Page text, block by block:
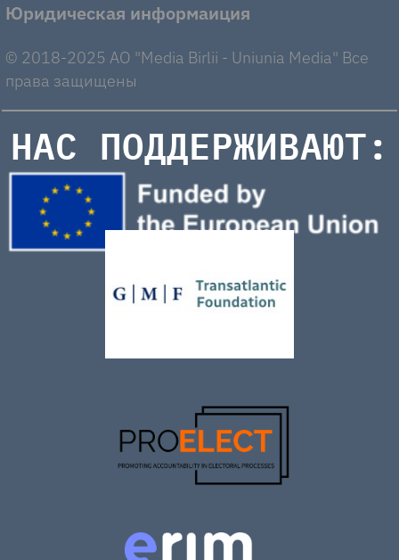
Юридическая информаиция
© 2018-2025 AO "Media Birlii - Uniunia Media" Все
права защищены
НАС ПОДДЕРЖИВАЮТ: